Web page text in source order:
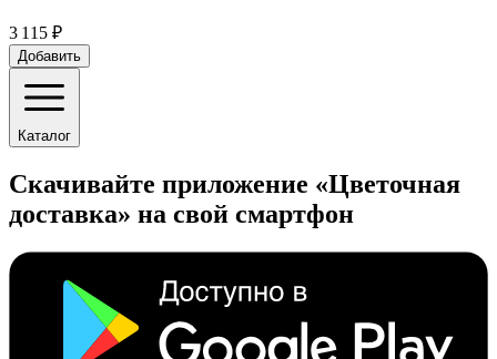
3 115 ₽
Добавить
Каталог
Скачивайте приложение «Цветочная
доставка» на свой смартфон